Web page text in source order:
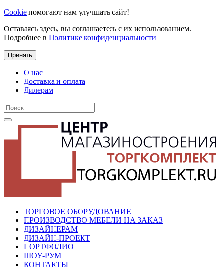
Cookie помогают нам улучшать сайт!
Оставаясь здесь, вы соглашаетесь с их использованием.
Подробнее в Политике конфиденциальности
Принять
О нас
Доставка и оплата
Дилерам
ТОРГОВОЕ ОБОРУДОВАНИЕ
ПРОИЗВОДСТВО МЕБЕЛИ НА ЗАКАЗ
ДИЗАЙНЕРАМ
ДИЗАЙН-ПРОЕКТ
ПОРТФОЛИО
ШОУ-РУМ
КОНТАКТЫ